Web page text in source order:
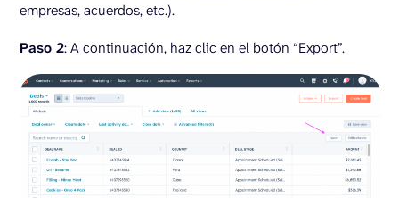
empresas, acuerdos, etc.).
Paso 2: A continuación, haz clic en el botón “Export”.